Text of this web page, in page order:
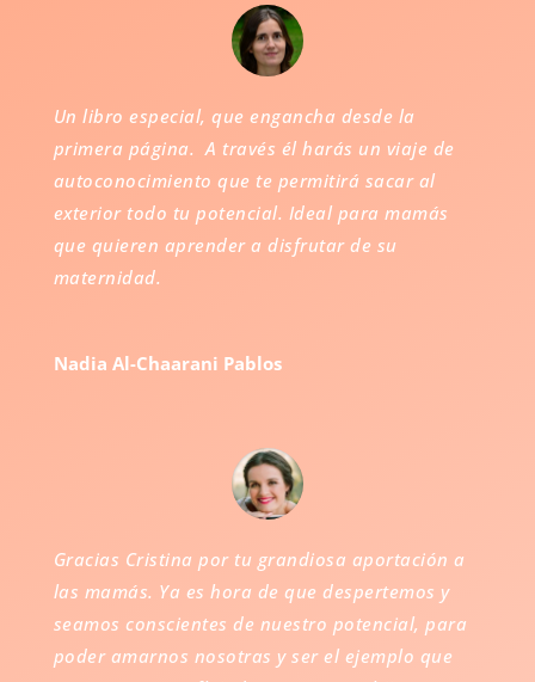
Un libro especial, que engancha desde la
primera página. A través él harás un viaje de
autoconocimiento que te permitirá sacar al
exterior todo tu potencial. Ideal para mamás
que quieren aprender a disfrutar de su
maternidad.
Nadia Al-Chaarani Pablos
Gracias Cristina por tu grandiosa aportación a
las mamás. Ya es hora de que despertemos y
seamos conscientes de nuestro potencial, para
poder amarnos nosotras y ser el ejemplo que